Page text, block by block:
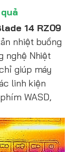
14 RZ09
nhiệt buồng
nghệ Nhiệt
giúp máy
linh kiện
WASD,